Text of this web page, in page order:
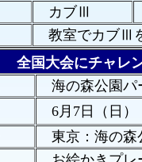
カブⅢ
教室でカブⅢ
全国大会にチャレ
海の森公園
6月7日（
東京：海の